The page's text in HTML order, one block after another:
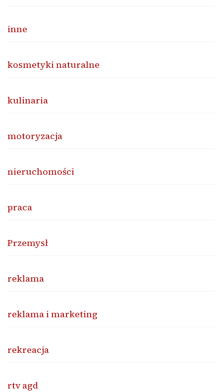
inne
kosmetyki naturalne
kulinaria
motoryzacja
nieruchomości
praca
Przemysł
reklama
reklama i marketing
rekreacja
rtv agd